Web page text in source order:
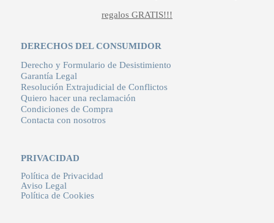
regalos GRATIS!!!
DERECHOS DEL CONSUMIDOR
Derecho y Formulario de Desistimiento
Garantía Legal
Resolución Extrajudicial de Conflictos
Quiero hacer una reclamación
Condiciones de Compra
Contacta con nosotros
PRIVACIDAD
Política de Privacidad
Aviso Legal
Política de Cookies